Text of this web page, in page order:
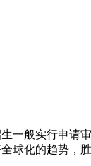
一般实行申
化的趋势，